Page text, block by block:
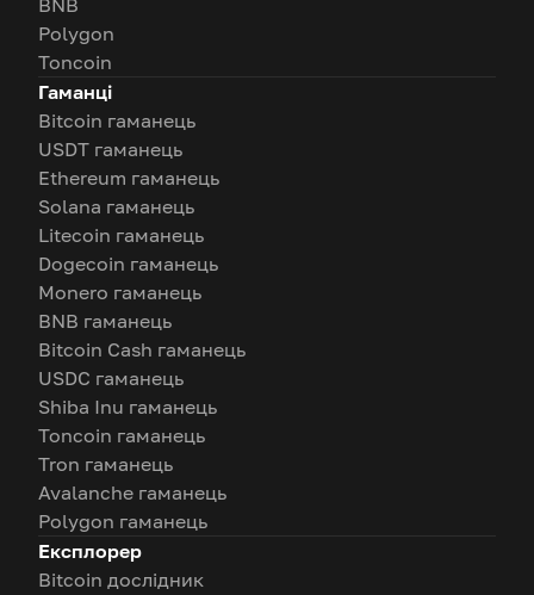
BNB
Polygon
Toncoin
Гаманці
Bitcoin гаманець
USDT гаманець
Ethereum гаманець
Solana гаманець
Litecoin гаманець
Dogecoin гаманець
Monero гаманець
BNB гаманець
Bitcoin Cash гаманець
USDC гаманець
Shiba Inu гаманець
Toncoin гаманець
Tron гаманець
Avalanche гаманець
Polygon гаманець
Експлорер
Bitcoin дослідник